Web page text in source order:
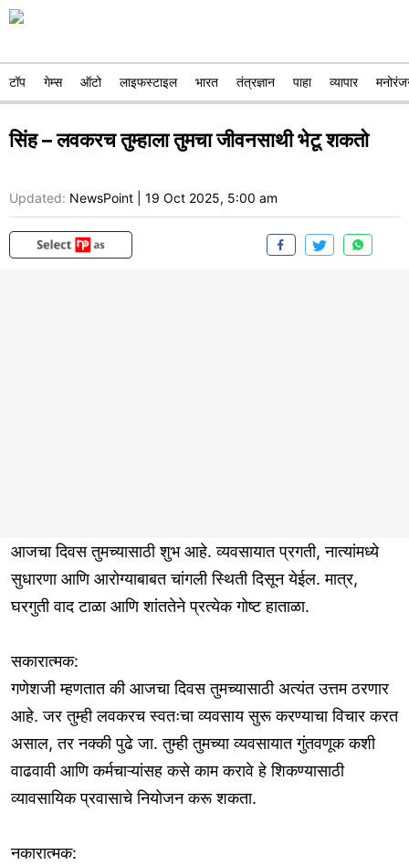
टॉप गेम्स ऑटो लाइफस्टाइल भारत तंत्रज्ञान पाहा व्यापार
सिंह – लवकरच तुम्हाला तुमचा जीवनसाथी भेटू शकतो
Updated: NewsPoint 19 Oct 2025, 5:00 am
आजचा दिवस तुमच्यासाठी शुभ आहे. व्यवसायात प्रगती, नात्यांमध्ये
सुधारणा आणि आरोग्याबाबत चांगली स्थिती दिसून येईल. मात्र,
घरगुती वाद टाळा आणि शांततेने प्रत्येक गोष्ट हाताळा.
सकारात्मक:
गणेशजी म्हणतात की आजचा दिवस तुमच्यासाठी अत्यंत उत्तम ठरणार
आहे. जर तुम्ही लवकरच स्वतःचा व्यवसाय सुरू करण्याचा विचार करत
असाल, तर नक्की पुढे जा. तुम्ही तुमच्या व्यवसायात गुंतवणूक कशी
वाढवावी आणि कर्मचाऱ्यांसह कसे काम करावे हे शिकण्यासाठी
व्यावसायिक प्रवासाचे नियोजन करू शकता.
नकारात्मक: